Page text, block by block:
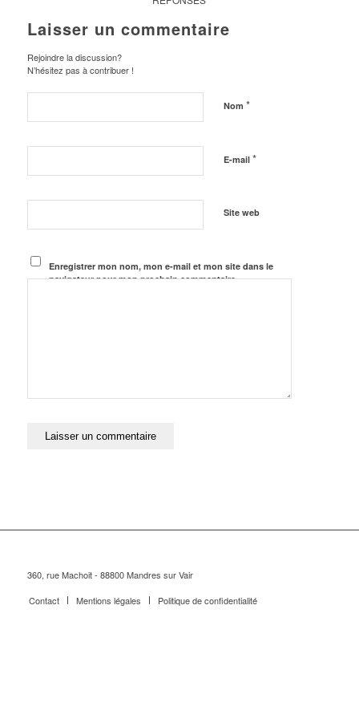
Laisser un commentaire
Rejoindre la discussion?
N’hésitez pas à contribuer !
Nom *
E-mail *
Site web
Enregistrer mon nom, mon e-mail et mon site dans le
navigateur pour mon prochain commentaire.
360, rue Machoit - 88800 Mandres sur Vair
Contact
Mentions légales Politique de confidentialité